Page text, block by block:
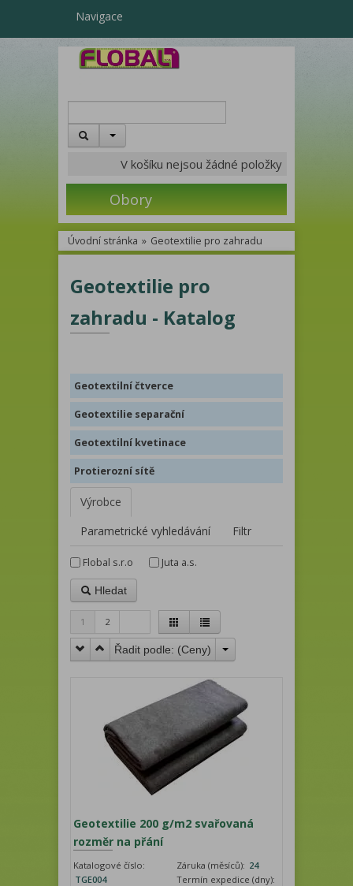
Navigace
V košíku nejsou žádné položky
Obory
Úvodní stránka » Geotextilie pro zahradu
Geotextilie pro
zahradu - Katalog
Geotextilní čtverce
Geotextilie separační
Geotextilní kvetinace
Protierozní sítě
Výrobce
Parametrické vyhledávání
Filtr
Flobal s.r.o Juta a.s.
Hledat
1 2
Řadit podle: (Ceny)
Geotextilie 200 g/m2 svařovaná
rozměr na přání
Katalogové číslo:
TGE004
Záruka (měsíců): 24
Termín expedice (dny):